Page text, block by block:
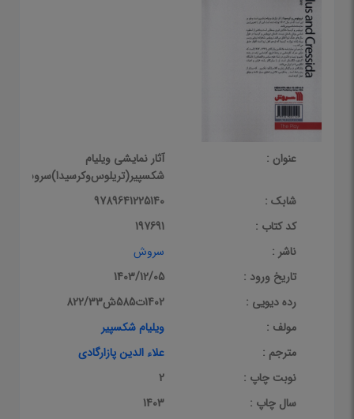
عنوان :
آثار نمایشی ویلیام
شکسپیر(تریلوس‌وکرسیدا)سروش
شابک :
9789641225140
کد کتاب :
197691
ناشر :
سروش
تاریخ ورود :
1403/12/05
رده دیویی :
1402ت585ش822/33
مولف :
ویلیام شکسپیر
مترجم :
علاء الدین پازارگادی
نوبت چاپ :
2
سال چاپ :
1403